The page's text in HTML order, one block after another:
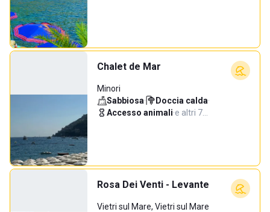
Chalet de Mar
Minori
Sabbiosa· Doccia calda·
Accesso animali·e altri 7…
Rosa Dei Venti - Levante
Vietri sul Mare, Vietri sul Mare